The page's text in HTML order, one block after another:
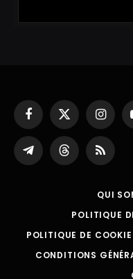
Facebook
X
(Twitter)
Partager
sur
ThreadsRSS
QUI
POLITIQUE
POLITIQUE DE
CONDITIONS